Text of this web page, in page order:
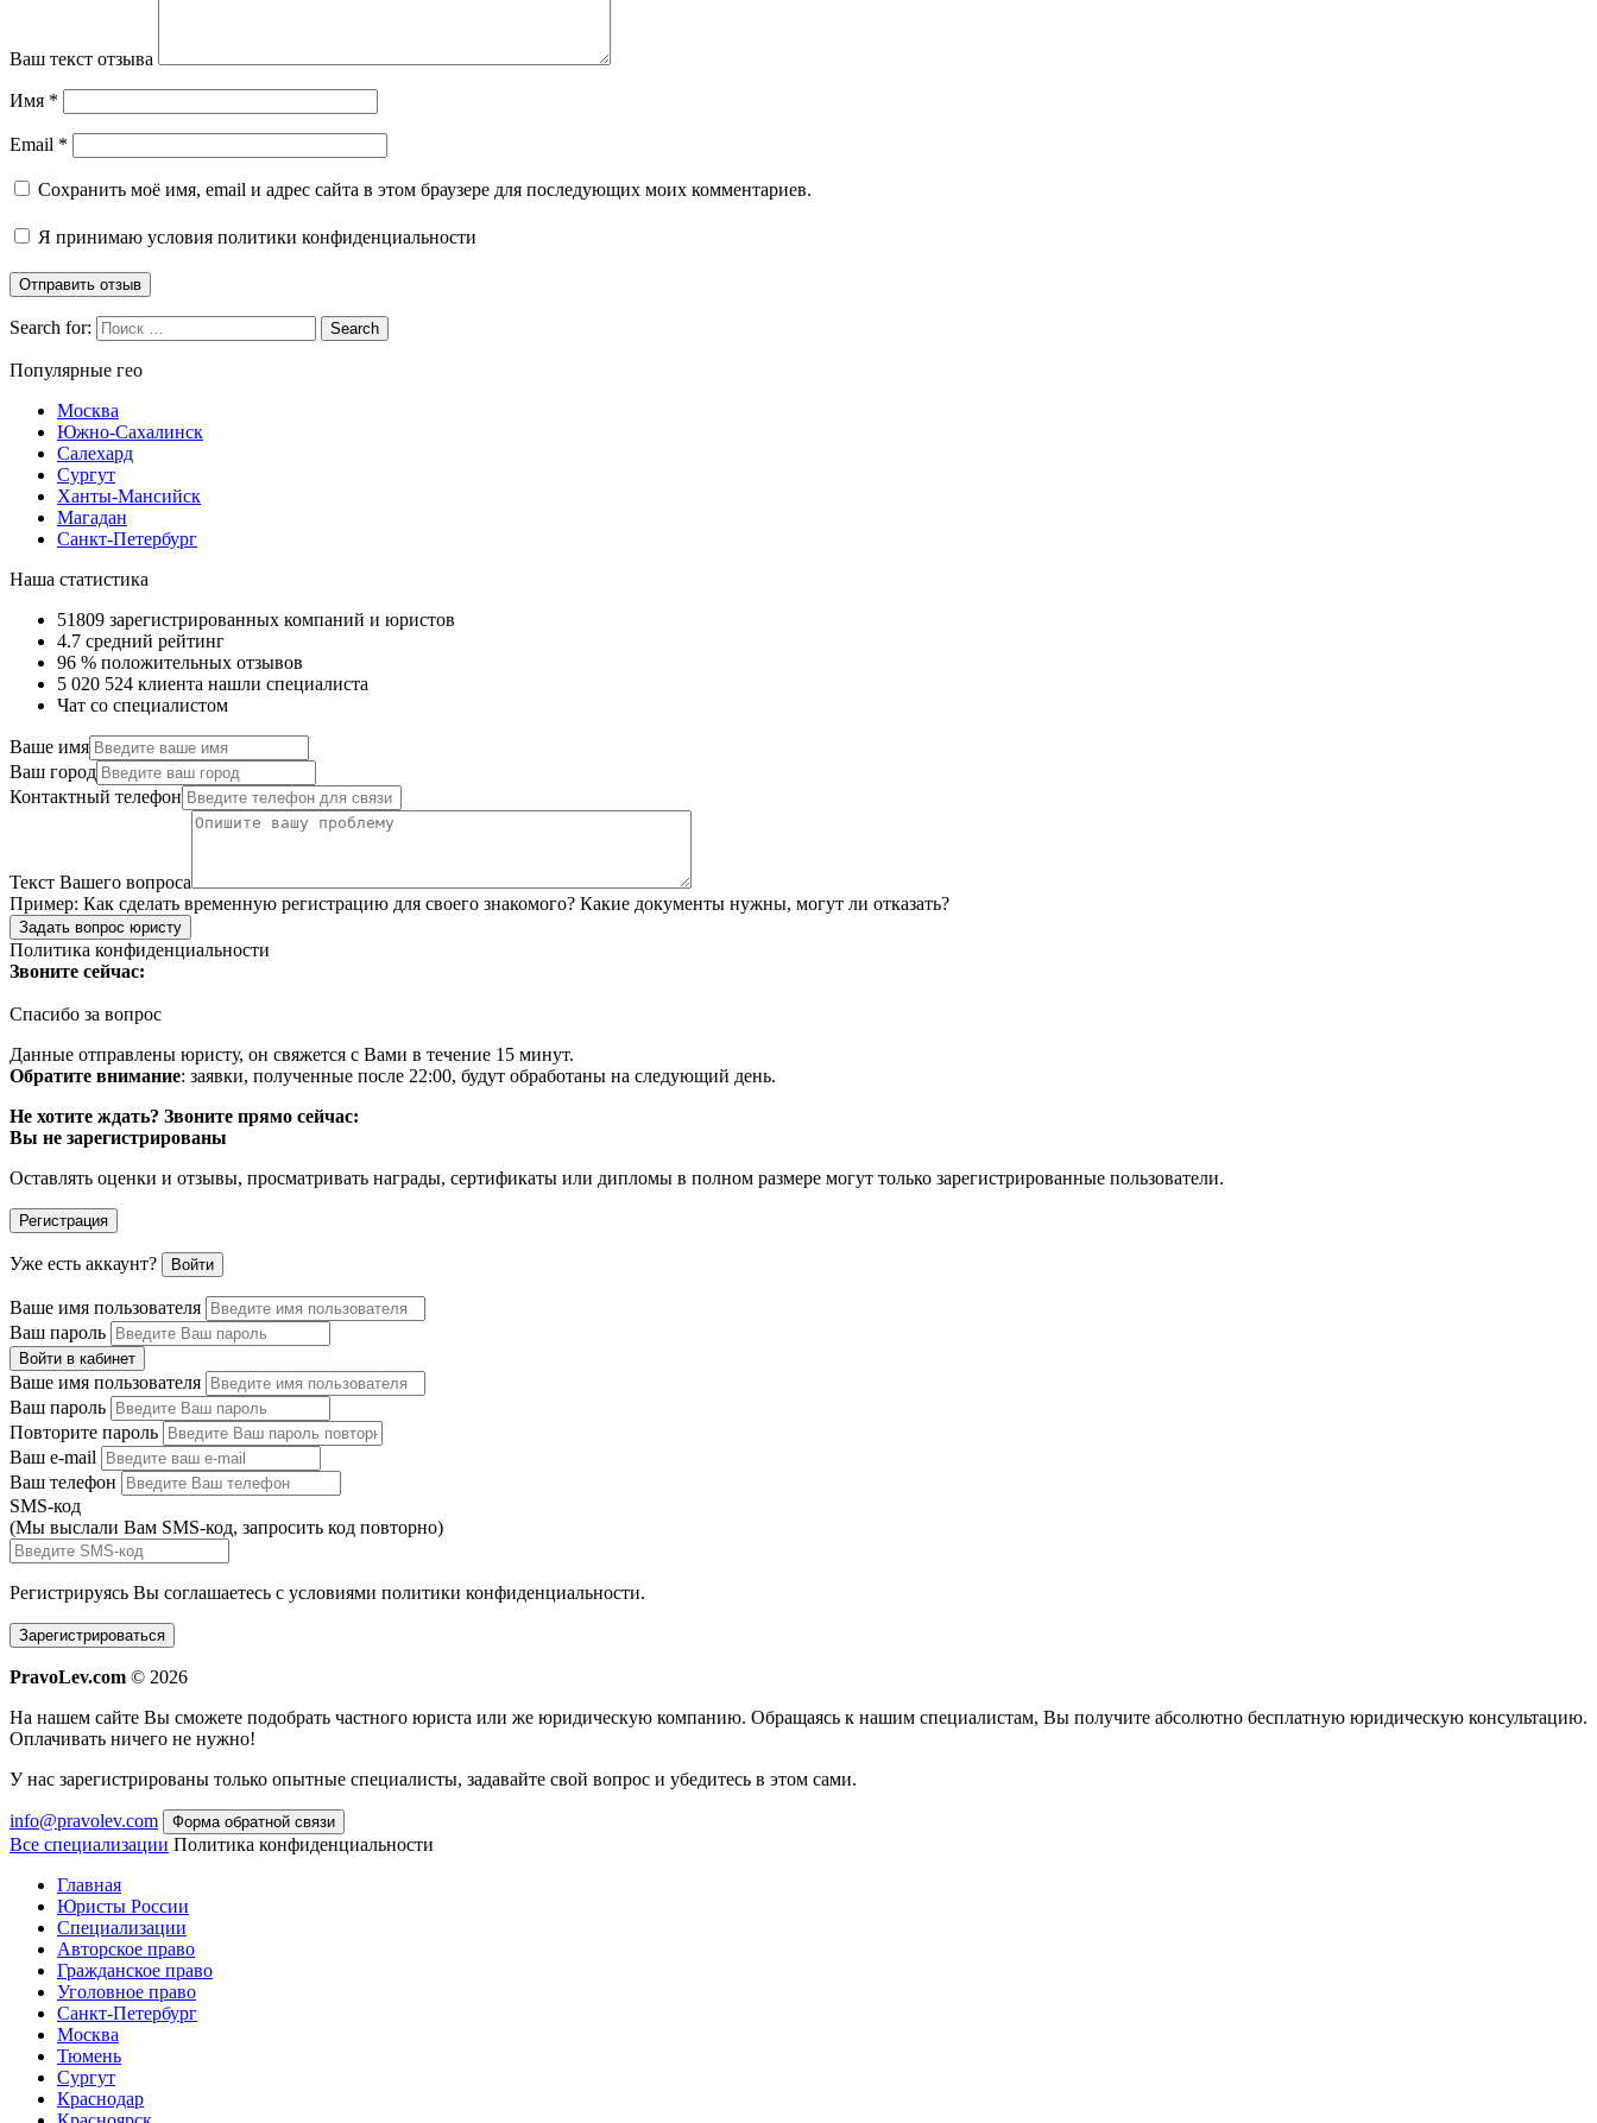
Ваш текст отзыва
Имя *
Email *
Сохранить моё имя, email и адрес сайта в этом браузере для последующих моих комментариев.
Я принимаю условия политики конфиденциальности
Search for: Search
Популярные гео
Москва
Южно-Сахалинск
Салехард
Сургут
Ханты-Мансийск
Магадан
Санкт-Петербург
Наша статистика
51809 зарегистрированных компаний и юристов
4.7 средний рейтинг
96 % положительных отзывов
5 020 524 клиента нашли специалиста
Чат со специалистом
Ваше имя
Ваш город
Контактный телефон
Текст Вашего вопроса
Пример: Как сделать временную регистрацию для своего знакомого? Какие документы нужны, могут ли отказать?
Задать вопрос юристу
Политика конфиденциальности
Звоните сейчас:
Спасибо за вопрос
Данные отправлены юристу, он свяжется с Вами в течение 15 минут.
Обратите внимание: заявки, полученные после 22:00, будут обработаны на следующий день.
Не хотите ждать? Звоните прямо сейчас:
Вы не зарегистрированы
Оставлять оценки и отзывы, просматривать награды, сертификаты или дипломы в полном размере могут только зарегистрированные пользователи.
Регистрация
Уже есть аккаунт? Войти
Ваше имя пользователя
Ваш пароль
Войти в кабинет
Ваше имя пользователя
Ваш пароль
Повторите пароль
Ваш e-mail
Ваш телефон
SMS-код
(Мы выслали Вам SMS-код, запросить код повторно)
Регистрируясь Вы соглашаетесь с условиями политики конфиденциальности.
Зарегистрироваться
PravoLev.com © 2026
На нашем сайте Вы сможете подобрать частного юриста или же юридическую компанию. Обращаясь к нашим специалистам, Вы получите абсолютно бесплатную юридическую консультацию.
Оплачивать ничего не нужно!
У нас зарегистрированы только опытные специалисты, задавайте свой вопрос и убедитесь в этом сами.
info@pravolev.com Форма обратной связи
Все специализации Политика конфиденциальности
Главная
Юристы России
Специализации
Авторское право
Гражданское право
Уголовное право
Санкт-Петербург
Москва
Тюмень
Сургут
Краснодар